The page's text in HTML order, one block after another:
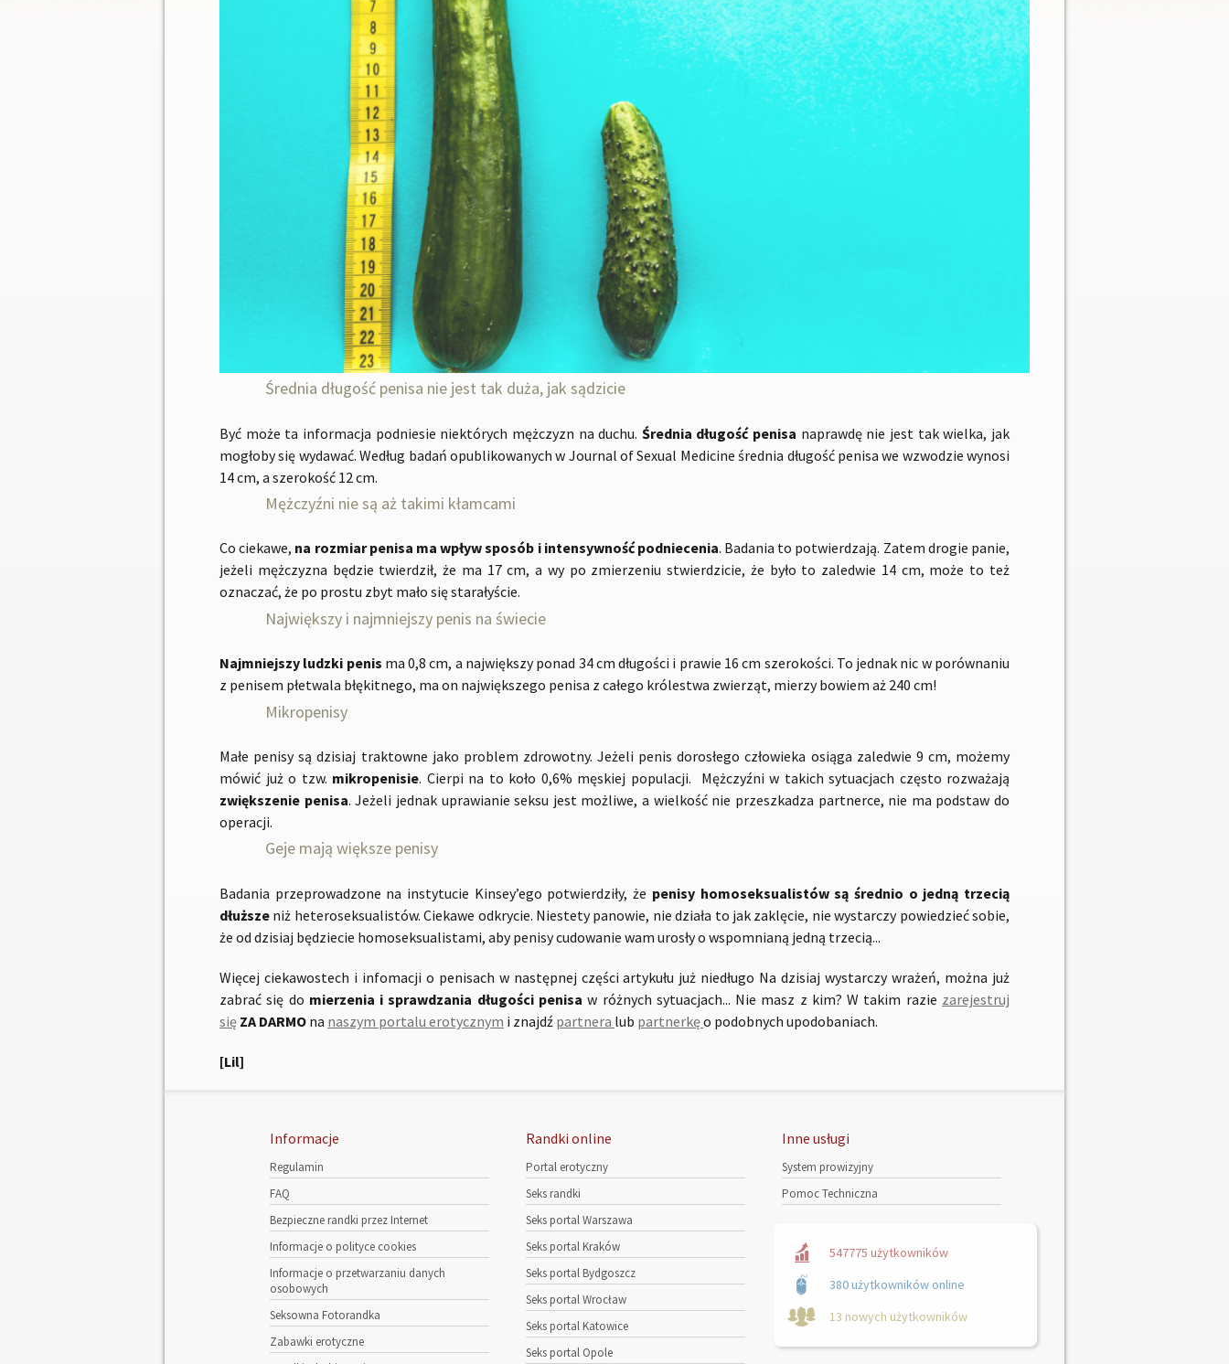
Średnia długość penisa nie jest tak duża, jak sądzicie
Być może ta informacja podniesie niektórych mężczyzn na duchu. Średnia długość penisa naprawdę nie jest tak wielka, jak
mogłoby się wydawać. Według badań opublikowanych w Journal of Sexual Medicine średnia długość penisa we wzwodzie wynosi
14 cm, a szerokość 12 cm.
Mężczyźni nie są aż takimi kłamcami
Co ciekawe, na rozmiar penisa ma wpływ sposób i intensywność podniecenia. Badania to potwierdzają. Zatem drogie panie,
jeżeli mężczyzna będzie twierdził, że ma 17 cm, a wy po zmierzeniu stwierdzicie, że było to zaledwie 14 cm, może to też
oznaczać, że po prostu zbyt mało się starałyście.
Największy i najmniejszy penis na świecie
Najmniejszy ludzki penis ma 0,8 cm, a największy ponad 34 cm długości i prawie 16 cm szerokości. To jednak nic w porównaniu
z penisem płetwala błękitnego, ma on największego penisa z całego królestwa zwierząt, mierzy bowiem aż 240 cm!
Mikropenisy
Małe penisy są dzisiaj traktowne jako problem zdrowotny. Jeżeli penis dorosłego człowieka osiąga zaledwie 9 cm, możemy
mówić już o tzw. mikropenisie. Cierpi na to koło 0,6% męskiej populacji. Mężczyźni w takich sytuacjach często rozważają
zwiększenie penisa. Jeżeli jednak uprawianie seksu jest możliwe, a wielkość nie przeszkadza partnerce, nie ma podstaw do
operacji.
Geje mają większe penisy
Badania przeprowadzone na instytucie Kinsey’ego potwierdziły, że penisy homoseksualistów są średnio o jedną trzecią
dłuższe niż heteroseksualistów. Ciekawe odkrycie. Niestety panowie, nie działa to jak zaklęcie, nie wystarczy powiedzieć sobie,
że od dzisiaj będziecie homoseksualistami, aby penisy cudowanie wam urosły o wspomnianą jedną trzecią...
Więcej ciekawostech i infomacji o penisach w następnej części artykułu już niedługo Na dzisiaj wystarczy wrażeń, można już
zabrać się do mierzenia i sprawdzania długości penisa w różnych sytuacjach... Nie masz z kim? W takim razie zarejestruj
się ZA DARMO na naszym portalu erotycznym i znajdź partnera lub partnerkęo podobnych upodobaniach.
[Lil]
Informacje
Regulamin
FAQ
Bezpieczne randki przez Internet
Informacje o polityce cookies
Informacje o przetwarzaniu danych
osobowych
Seksowna Fotorandka
Zabawki erotyczne
Randki online
Portal erotyczny
Seks randki
Seks portal Warszawa
Seks portal Kraków
Seks portal Bydgoszcz
Seks portal Wrocław
Seks portal Katowice
Seks portal Opole
Inne usługi
System prowizyjny
Pomoc Techniczna
547775 użytkowników
380 użytkowników online
13 nowych użytkowników